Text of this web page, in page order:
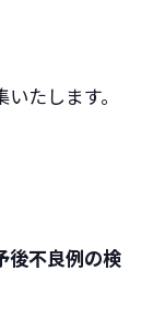
たします。
後不良例の検